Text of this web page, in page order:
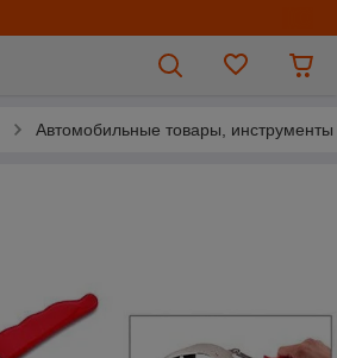
Автомобильные товары, инструменты